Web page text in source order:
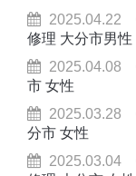
2025.04.22
修理 大分市男性
2025.04.08
市 女性
2025.03.28
分市 女性
2025.03.04